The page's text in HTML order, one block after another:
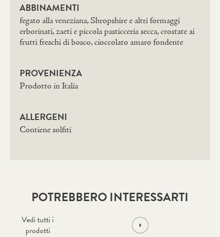
ABBINAMENTI
fegato alla veneziana, Shropshire e altri formaggi
erborinati, zaeti e piccola pasticceria secca, crostate ai
frutti freschi di bosco, cioccolato amaro fondente
PROVENIENZA
Prodotto in Italia
ALLERGENI
Contiene solfiti
POTREBBERO INTERESSARTI
Vedi tutti i
prodotti